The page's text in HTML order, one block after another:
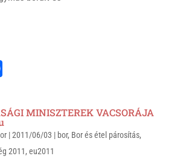
e
b
o
MINISZTEREK VACSORÁJA
|2011/06/03 | bor, Bor és étel párosítás,
2011, eu2011